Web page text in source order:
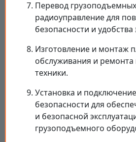
Перевод
радиоуправление для
безопасности и удобства
Изготовление и монтаж
обслуживания и
техники.
Установка и
безопасности для
и безопасной
грузоподъемного